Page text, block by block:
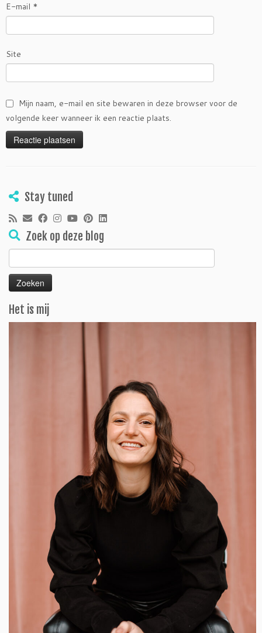
E-mail *
Site
Mijn naam, e-mail en site bewaren in deze browser voor de
volgende keer wanneer ik een reactie plaats.
Stay tuned
Zoek op deze blog
naar:
Het is mij